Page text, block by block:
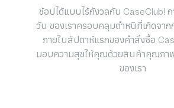
ช้อปได้แบบไร้กังวลกับ CaseClub!
วัน ของเราครอบคลุมตำหนิที่เกิดจา
ภายในสัปดาห์แรกของคำสั่งซื้อ
มอบความสุขให้คุณด้วยสินค้าคุณภาพ
ของเรา